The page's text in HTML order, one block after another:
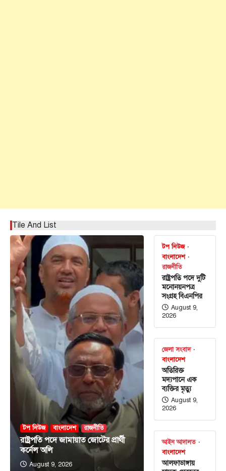
Tile And List
টপ নিউজ বাংলাদেশ রাজনীতি
রাষ্ট্রপতি পদে জামায়াত জোটের প্রার্থী
কর্নেল অলি
August 9, 2026
টপ নিউজ
বাংলাদেশ
রাজনীতি
রাষ্ট্রপতি পদে দুটি
মনোনয়নপত্র
সংগ্রহ বিএনপির
August 9,
2026
জেলা সংবাদ
বাংলাদেশ
অতিরিক্ত
মদ্যপানে এক
ব্যক্তির মৃত্যু
August 9,
2026
আইন আদালত
বাংলাদেশ
আলফাডাঙ্গায়